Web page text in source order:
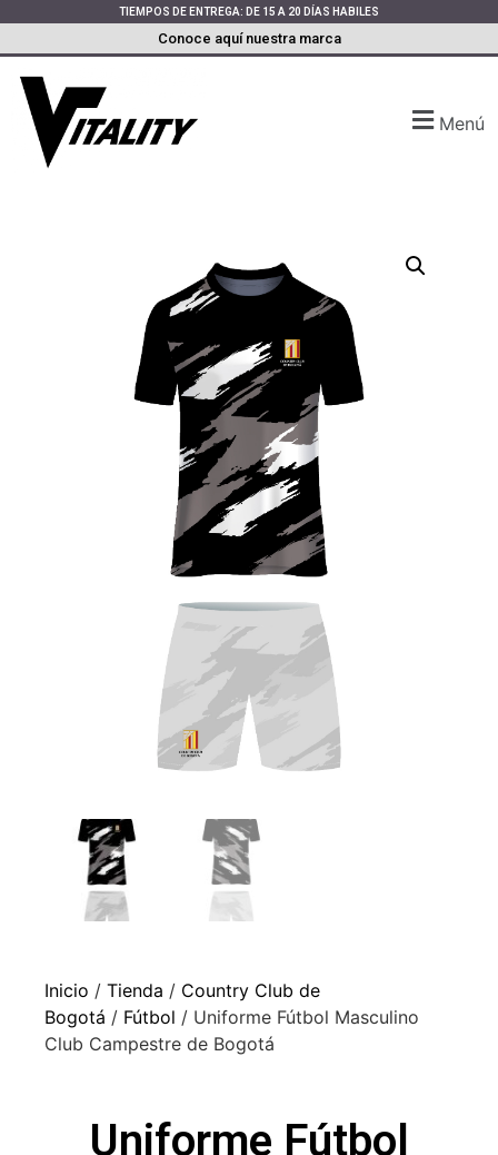
TIEMPOS DE ENTREGA: DE 15 A 20 DÍAS HABILES
Conoce aquí nuestra marca
Menú
Inicio / Tienda / Country Club de
Bogotá / Fútbol / Uniforme Fútbol Masculino
Club Campestre de Bogotá
Uniforme Fútbol